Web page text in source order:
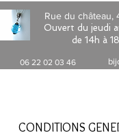
Rue du château,
Ouvert du jeudi
de 14h à
06 22 02 03 46
CONDITIONS